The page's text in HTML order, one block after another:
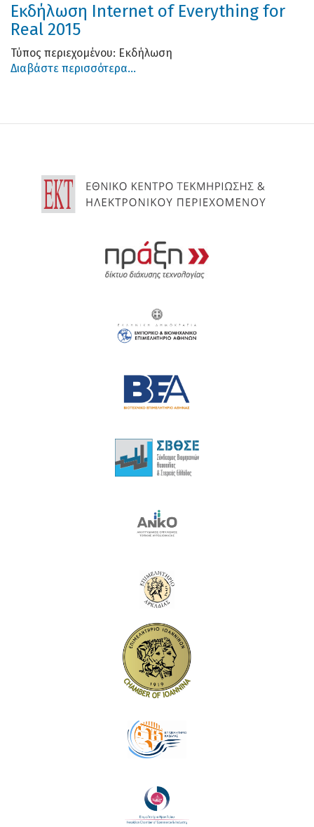
Εκδήλωση Internet of Everything for
Real 2015
Τύπος περιεχομένου: Εκδήλωση
Διαβάστε περισσότερα...